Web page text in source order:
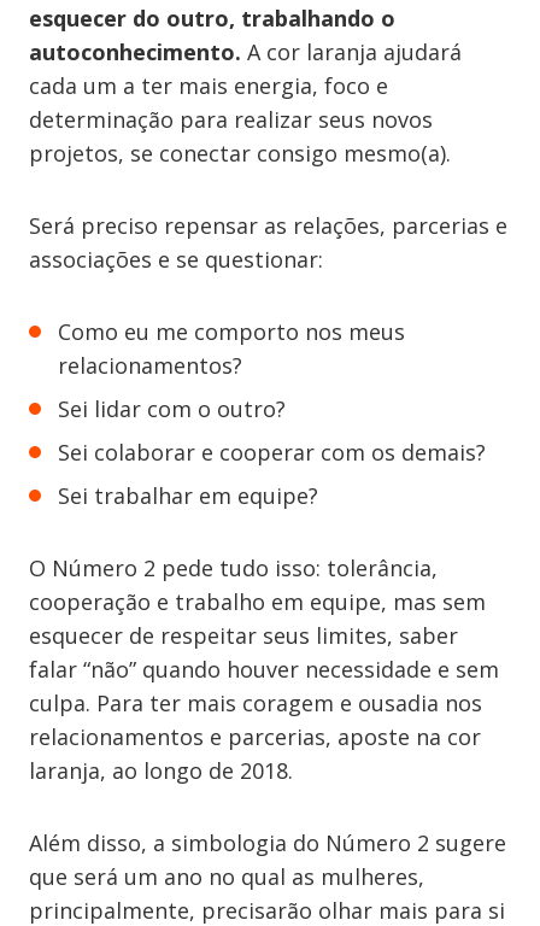
esquecer do outro, trabalhando o
autoconhecimento. A cor laranja ajudará
cada um a ter mais energia, foco e
determinação para realizar seus novos
projetos, se conectar consigo mesmo(a).
Será preciso repensar as relações, parcerias e
associações e se questionar:
Como eu me comporto nos meus
relacionamentos?
Sei lidar com o outro?
Sei colaborar e cooperar com os demais?
Sei trabalhar em equipe?
O Número 2 pede tudo isso: tolerância,
cooperação e trabalho em equipe, mas sem
esquecer de respeitar seus limites, saber
falar “não” quando houver necessidade e sem
culpa. Para ter mais coragem e ousadia nos
relacionamentos e parcerias, aposte na cor
laranja, ao longo de 2018.
Além disso, a simbologia do Número 2 sugere
que será um ano no qual as mulheres,
principalmente, precisarão olhar mais para si